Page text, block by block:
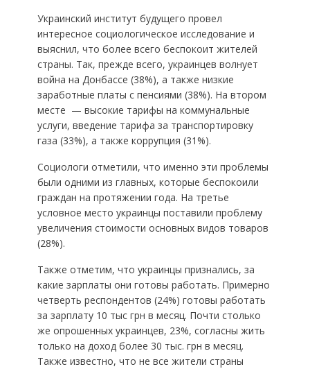
Украинский институт будущего провел
интересное социологическое исследование и
выяснил, что более всего беспокоит жителей
страны. Так, прежде всего, украинцев волнует
война на Донбассе (38%), а также низкие
заработные платы с пенсиями (38%). На втором
месте — высокие тарифы на коммунальные
услуги, введение тарифа за транспортировку
газа (33%), а также коррупция (31%).
Социологи отметили, что именно эти проблемы
были одними из главных, которые беспокоили
граждан на протяжении года. На третье
условное место украинцы поставили проблему
увеличения стоимости основных видов товаров
(28%).
Также отметим, что украинцы признались, за
какие зарплаты они готовы работать. Примерно
четверть респондентов (24%) готовы работать
за зарплату 10 тыс грн в месяц. Почти столько
же опрошенных украинцев, 23%, согласны жить
только на доход более 30 тыс. грн в месяц.
Также известно, что не все жители страны